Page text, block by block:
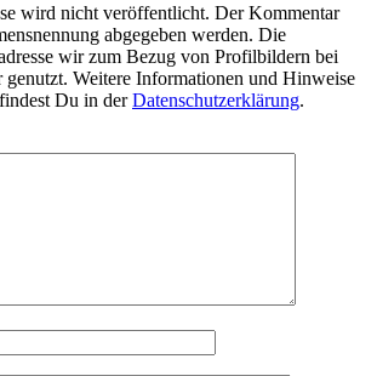
wird nicht veröffentlicht. Der Kommentar
abgegeben werden. Die
wir zum Bezug von Profilbildern bei
genutzt. Weitere Informationen und Hinweise
Du in derDatenschutzerklärung.